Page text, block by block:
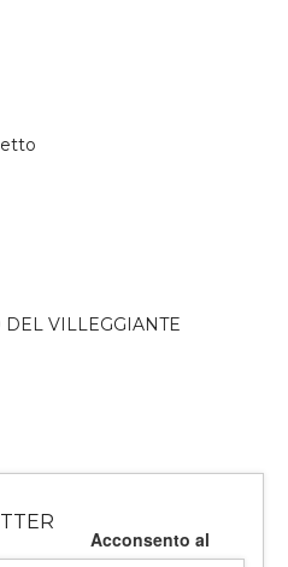
DEL VILLEGGIANTE
Acconsento al